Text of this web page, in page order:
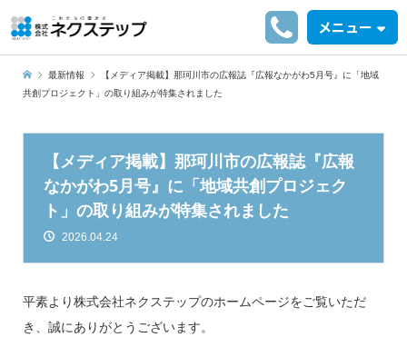
メニュー
最新情報
【メディア掲載】那珂川市の広報誌『広報なかがわ5月号』に「地域
共創プロジェクト」の取り組みが特集されました
【メディア掲載】那珂川市の広報誌『広報
なかがわ5月号』に「地域共創プロジェク
ト」の取り組みが特集されました
2026.04.24
平素より株式会社ネクステップのホームページをご覧いただ
き、誠にありがとうございます。